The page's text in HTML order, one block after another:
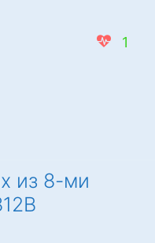
1
из 8-ми